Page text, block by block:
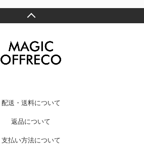
配送・送料について
返品について
支払い方法について